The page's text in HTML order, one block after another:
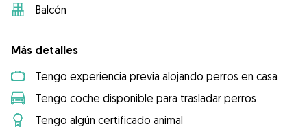
Balcón
Más detalles
Tengo experiencia previa alojando perros en casa
Tengo coche disponible para trasladar perros
Tengo algún certificado animal